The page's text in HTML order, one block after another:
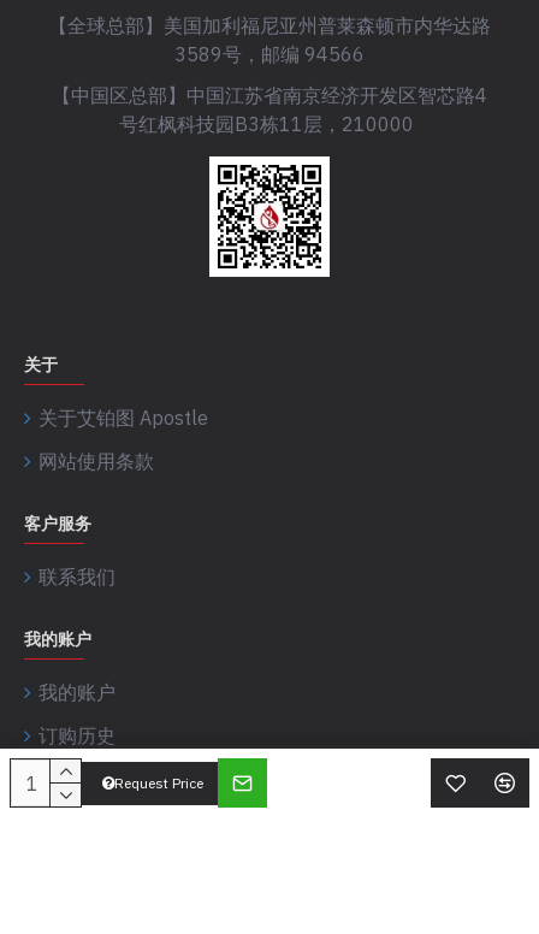
Request Price
【全球总部】美国加利福尼亚州普莱森顿市内华达路
3589号，邮编 94566
【中国区总部】中国江苏省南京经济开发区智芯路4
号红枫科技园B3栋11层，210000
关于
关于艾铂图 Apostle
网站使用条款
客户服务
联系我们
我的账户
我的账户
订购历史